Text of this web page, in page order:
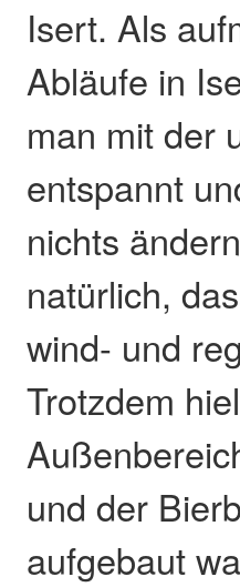
Isert. Als
Abläufe in
man mit der
entspannt
nichts
natürlich,
wind- und
Trotzdem
und der
aufgebaut